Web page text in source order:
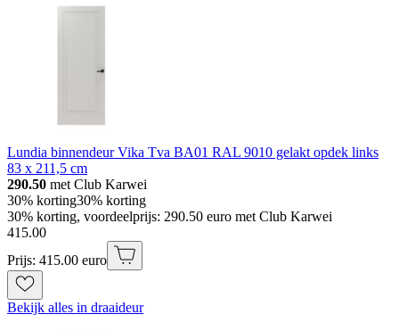
Lundia binnendeur Vika Tva BA01 RAL 9010 gelakt opdek links
83 x 211,5 cm
290.50 met Club Karwei
30% korting30% korting
30% korting, voordeelprijs: 290.50 euro met Club Karwei
415.00
Prijs: 415.00 euro
Bekijk alles in draaideur